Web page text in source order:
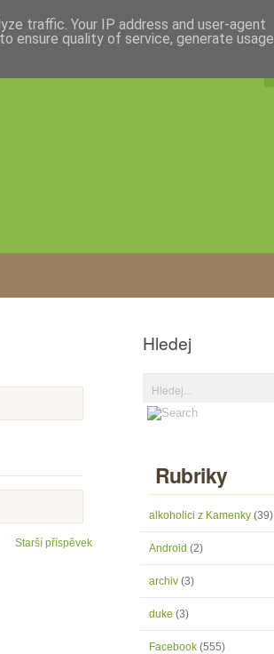
Starší příspěvek
Hledej
Rubriky
alkoholici z Kamenky (39)
Android (2)
archiv (3)
duke (3)
Facebook (555)
traffic. Your IP address and user-agent
ensure quality of service, generate usage